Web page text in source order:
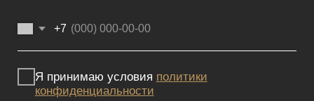
Сайт не является публичной офертой, определяемой положениями
Статьи 437 (2) ГК РФ и носит исключительно информационный
характер. Для получения точной информации о наличии и стоимости